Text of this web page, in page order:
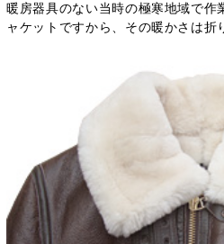
暖房器具のない当時の極寒地域で作
ャケットですから、その暖かさは折